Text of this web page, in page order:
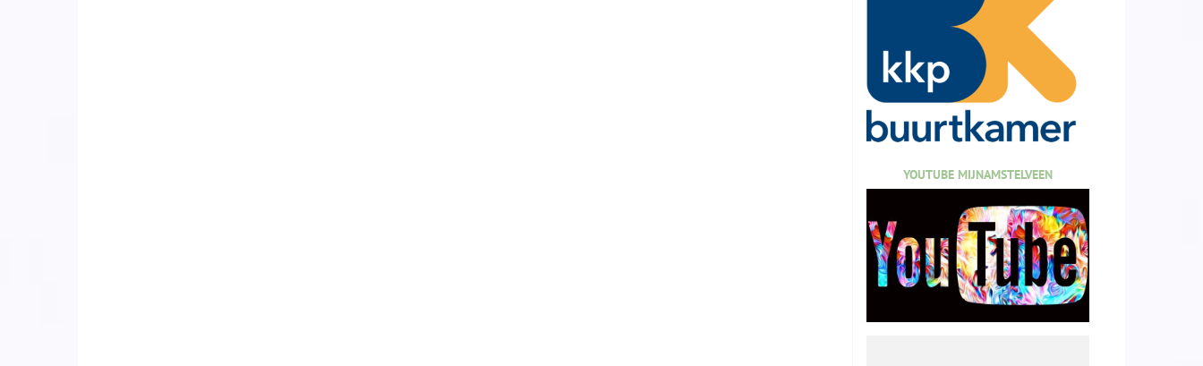
YOUTUBE MIJNAMSTELVEEN